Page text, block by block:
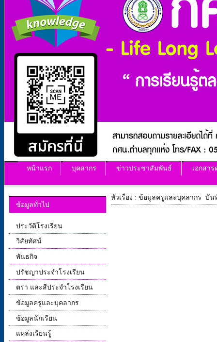
หน้าแรก บุคลากร ข่าวประชาสัมพันธ์ เอกสา
ข้อมูลทั่วไป
ประวัติโรงเรียน
วิสัยทัศน์
พันธกิจ
ปรัชญาประจำโรงเรียน
ตรา และสีประจำโรงเรียน
ข้อมูลครูและบุคลากร
ข้อมูลนักเรียน
แหล่งเรียนรู้
หัวเรื่อง : ข้อมูลครูและบุคลากร บันทั